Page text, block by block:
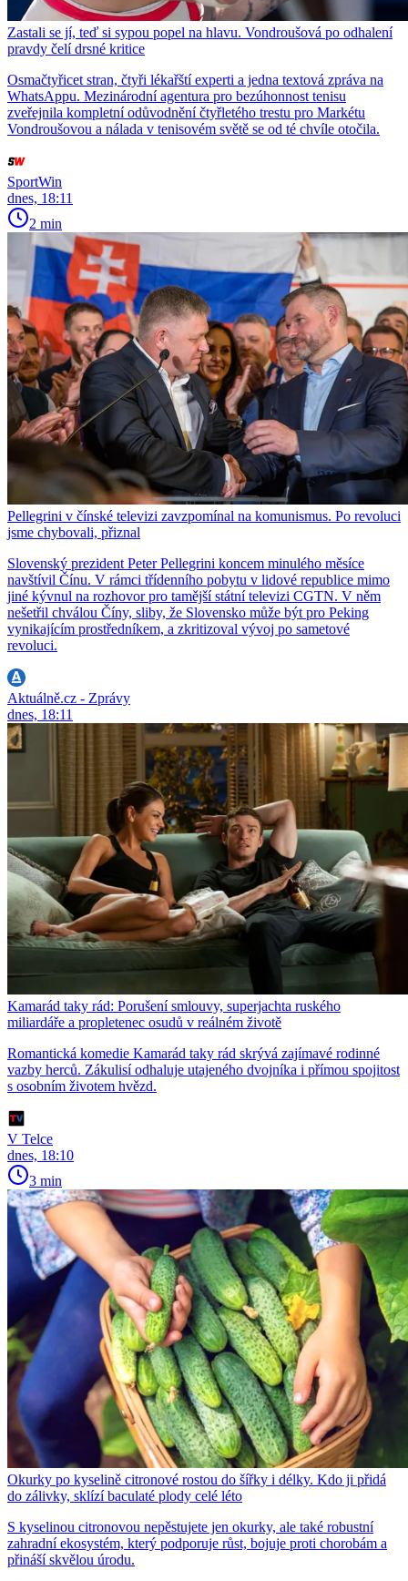
Zastali se jí, teď si sypou popel na hlavu. Vondroušová po odhalení
pravdy čelí drsné kritice
Osmačtyřicet stran, čtyři lékařští experti a jedna textová zpráva na
WhatsAppu. Mezinárodní agentura pro bezúhonnost tenisu
zveřejnila kompletní odůvodnění čtyřletého trestu pro Markétu
Vondroušovou a nálada v tenisovém světě se od té chvíle otočila.
SportWin
dnes, 18:11
2 min
Pellegrini v čínské televizi zavzpomínal na komunismus. Po revoluci
jsme chybovali, přiznal
Slovenský prezident Peter Pellegrini koncem minulého měsíce
navštívil Čínu. V rámci třídenního pobytu v lidové republice mimo
jiné kývnul na rozhovor pro tamější státní televizi CGTN. V něm
nešetřil chválou Číny, sliby, že Slovensko může být pro Peking
vynikajícím prostředníkem, a zkritizoval vývoj po sametové
revoluci.
Aktuálně.cz - Zprávy
dnes, 18:11
Kamarád taky rád: Porušení smlouvy, superjachta ruského
miliardáře a propletenec osudů v reálném životě
Romantická komedie Kamarád taky rád skrývá zajímavé rodinné
vazby herců. Zákulisí odhaluje utajeného dvojníka i přímou spojitost
s osobním životem hvězd.
V Telce
dnes, 18:10
3 min
Okurky po kyselině citronové rostou do šířky i délky. Kdo ji přidá
do zálivky, sklízí baculaté plody celé léto
S kyselinou citronovou nepěstujete jen okurky, ale také robustní
zahradní ekosystém, který podporuje růst, bojuje proti chorobám a
přináší skvělou úrodu.